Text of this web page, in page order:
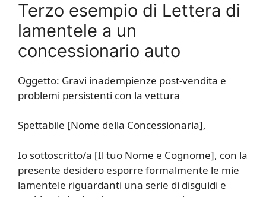
Terzo esempio di Lettera di
lamentele a un
concessionario auto
Oggetto: Gravi inadempienze post-vendita e
problemi persistenti con la vettura
Spettabile [Nome della Concessionaria],
Io sottoscritto/a [Il tuo Nome e Cognome], con la
presente desidero esporre formalmente le mie
lamentele riguardanti una serie di disguidi e